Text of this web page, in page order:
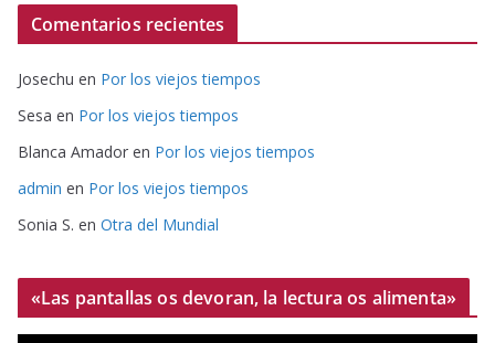
Comentarios recientes
Josechu en Por los viejos tiempos
Sesa en Por los viejos tiempos
Blanca Amador en Por los viejos tiempos
admin en Por los viejos tiempos
Sonia S. en Otra del Mundial
«Las pantallas os devoran, la lectura os alimenta»